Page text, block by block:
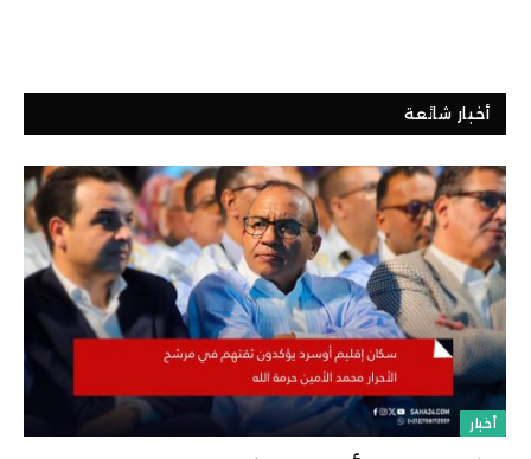
أخبار شائعة
أخبار